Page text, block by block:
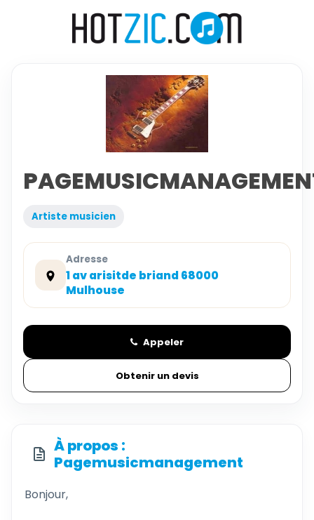
Artiste musicien
Adresse
1 av arisitde briand 68000
Mulhouse
Appeler
Obtenir un devis
À propos :
Pagemusicmanagement
Bonjour,